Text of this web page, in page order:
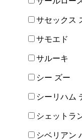
サセックス
サモエド
サルーキ
シー ズー
シーリハム
シェットラ
シベリアン